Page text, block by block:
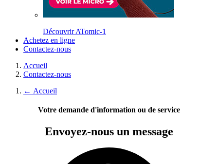
Découvrir ATomic-1
Achetez en ligne
Contactez-nous
Accueil
Contactez-nous
← Accueil
Votre demande d'information ou de service
Envoyez-nous un message